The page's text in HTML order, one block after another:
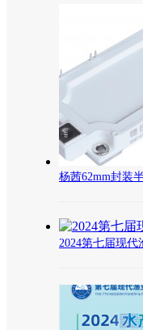
杨茜62mm封装
2024第七届现